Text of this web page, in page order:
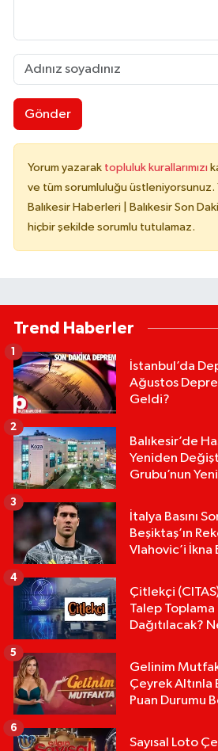
Gönder
Yorum yazarak topluluk kurallarımızı
ve tüm sorumluluğu üstleniyorsunuz.
Balıkesir Haberleri | Balıkesir Son
hiçbir şekilde sorumlu tutulamaz.
Trend Haberler
İstanbul’da
Ağustos
Geldi?
1
Balıkesir’de
Yeniden
Grubu’nun
2
İtalya Basını
Beşiktaş’ın
Vlahovic’i
3
Çitlekçi
Talep Toplama
Dağıtılacak?
4
Gelinim
Çeyrek Altınla
Puan Durumu
5
Sayısal Loto
6